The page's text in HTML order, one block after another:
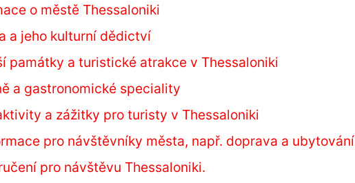
o městě Thessaloniki
a jeho kulturní dědictví
památky a turistické atrakce v Thessaloniki
a gastronomické speciality
a zážitky pro turisty v Thessaloniki
pro návštěvníky města, např. doprava a ubytování
pro návštěvu Thessaloniki.